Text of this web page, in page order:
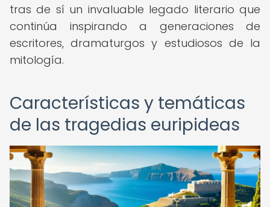
tras de sí un invaluable legado literario que
continúa inspirando a generaciones de
escritores, dramaturgos y estudiosos de la
mitología.
Características y temáticas
de las tragedias euripideas